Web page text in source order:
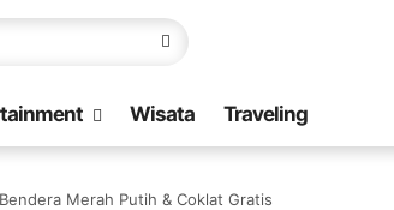
Wisata Traveling
Merah Putih & Coklat Gratis